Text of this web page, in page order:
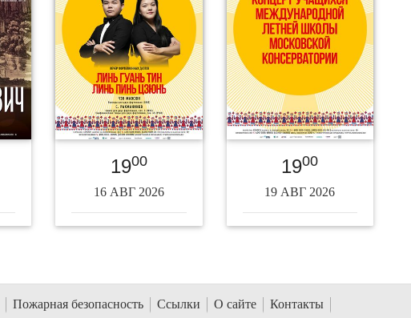
1900
16 АВГ 2026
1900
19 АВГ 2026
Пожарная безопасность Ссылки О сайте Контакты